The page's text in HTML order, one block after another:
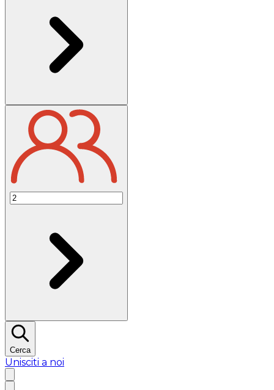
Cerca
Unisciti a noi